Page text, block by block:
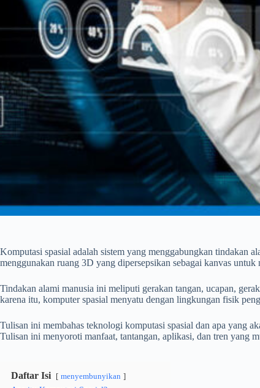
Komputasi spasial adalah sistem yang menggabungkan tindakan
menggunakan ruang 3D yang dipersepsikan sebagai kanvas untuk
Tindakan alami manusia ini meliputi gerakan tangan, ucapan,
karena itu, komputer spasial menyatu dengan lingkungan fisik
Tulisan ini membahas teknologi komputasi spasial dan apa yang
Tulisan ini menyoroti manfaat, tantangan, aplikasi, dan tren yang
Daftar Isi menyembunyikan